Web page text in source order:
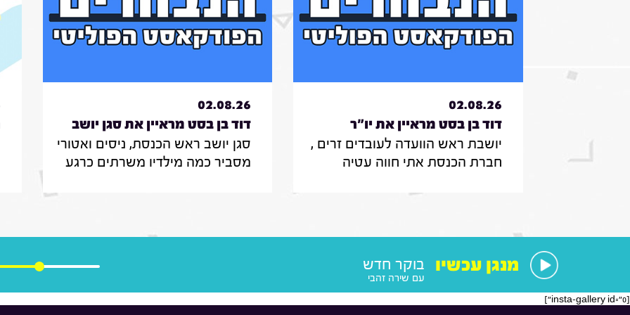
02.08.26
דוד בן בסט מראיין את יו"ר
הוועדה לעובדים זרים , חברת
הכנסת אתי חווה עטיה|31.7.26
יושבת ראש הוועדה לעובדים זרים ,
חברת הכנסת אתי חווה עטיה
להצבת דיפיבלירטורים בתחנות
זר בסיעוד לבני 85 ומעלה ומה מניע
02.08.26
דוד בן בסט מראיין את סגן יושב
ראש הכנסת, ניסים
ואטורי|31.7.26
סגן יושב ראש הכנסת, ניסים ואטורי
מסביר כמה מילדיו משרתים כרגע
בממשלה הבאה
מנגן עכשיו בוקר חדש
עם שירה זהבי
[insta-gallery id="0"]